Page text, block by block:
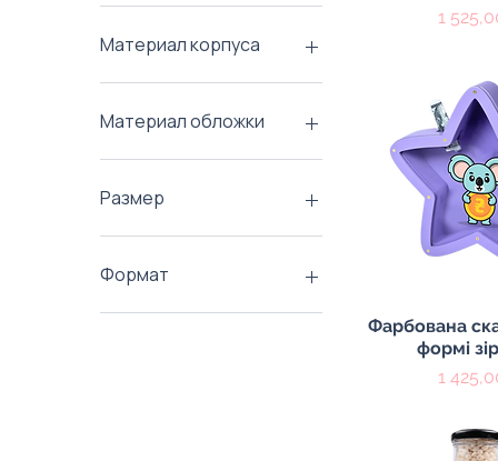
Дерево
Оксфорд
Хлопок
Материал корпуса
Пластик
Материал обложки
Картон
Размер
Большой
Маленький
Формат
А6
Цена
1
Быстрый
Фарбована
формі
Цена
1